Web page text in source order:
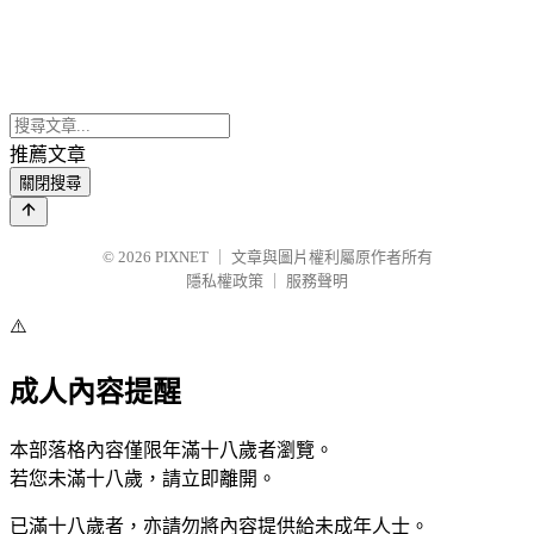
推薦文章
關閉搜尋
© 2026 PIXNET
文章與圖片權利屬原作者所有
隱私權政策
服務聲明
⚠️
成人內容提醒
本部落格內容僅限年滿十八歲者瀏覽。
若您未滿十八歲，請立即離開。
已滿十八歲者，亦請勿將內容提供給未成年人士。